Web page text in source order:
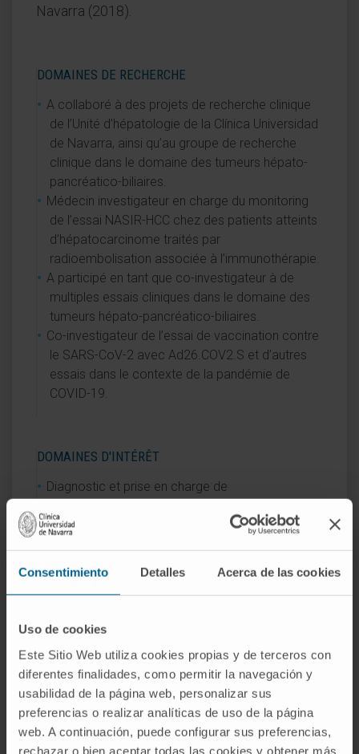
Consentimiento Detalles Acerca de las cookies
Uso de cookies
Este Sitio Web utiliza cookies propias y de terceros con
diferentes finalidades, como permitir la navegación y
usabilidad de la página web, personalizar sus
preferencias o realizar analíticas de uso de la página
web. A continuación, puede configurar sus preferencias,
rechazar o bien aceptar todas las cookies y obtener más
Navarra (2018).
DOMAINES DE RECHERCHE
A collaboré à des projets de recherche clinique
de l’Unité d’hépatologie de la Clínica Universidad
de Navarra, ainsi qu’au groupe de recherche
clinique dans le domaine des tumeurs hépato-
pancréatico-biliaires.
Médecin investigateur en charge du monitoring
de l’essai NASIR-HCC chez des patients atteints
d’hépatocarcinome traités par
radioembolisation associée à l’immunothérapie.
A participé en tant que co-investigateur à de
multiples essais cliniques dans le domaine des
tumeurs hépato-pancréatico-biliaires.
Co-investigateur de l’essai de vaccination contre
le SARS-CoV-2 avec Ad26.COV2.S et d’autres
essais dans le contexte de la pandémie de
COVID-19.
DOMAINES D'INTÉRÊT
Diagnostic et prise en charge de
hépatiques primitives.
de tumeurs hépatiques primitives.
Activité